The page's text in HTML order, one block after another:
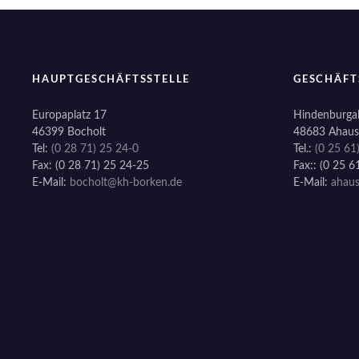
HAUPTGESCHÄFTSSTELLE
Europaplatz 17
46399 Bocholt
Tel: (0 28 71) 25 24-0
Fax: (0 28 71) 25 24-25
E-Mail: bocholt@kh-borken.de
48683 Ahaus
Tel.: (0 25
Fax:: (0 25
E-Mail: